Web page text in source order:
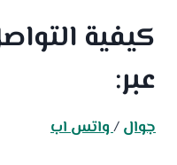
كيفية
عبر:
جوال/واتس اب